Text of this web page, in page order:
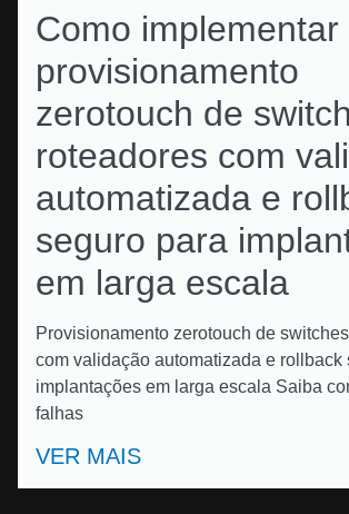
Como implementar
provisionamento
zerotouch de
roteadores com
automatizada e
seguro para
em larga escala
Provisionamento zerotouch de
com validação automatizada e rollback
implantações em larga escala Saiba
falhas
VER MAIS